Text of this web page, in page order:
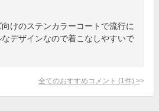
けのステンカラーコートで流行に
デザインなので着こなしやすいで
全てのおすすめコメント (1 件) >